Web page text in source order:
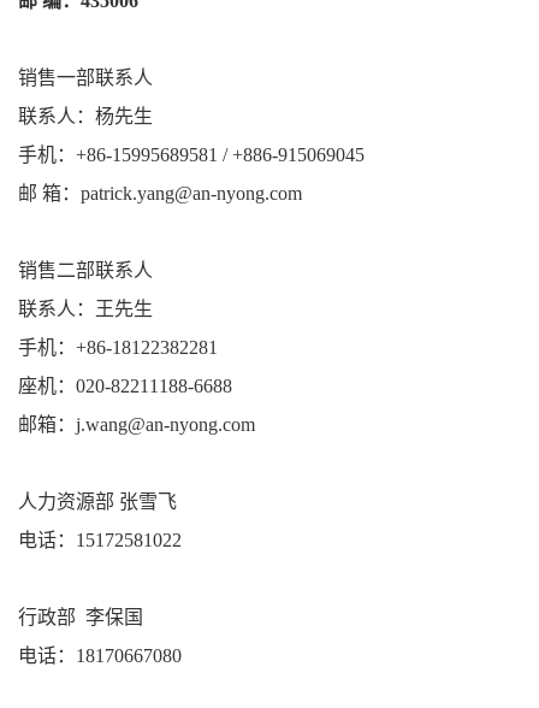
销售一部联系人
联系人：杨先生
手机：+86-15995689581 / +886-915069045
邮 箱：patrick.yang@an-nyong.com
销售二部联系人
联系人：王先生
手机：+86-18122382281
座机：020-82211188-6688
邮箱：j.wang@an-nyong.com
人力资源部 张雪飞
电话：15172581022
行政部 李保国
电话：18170667080